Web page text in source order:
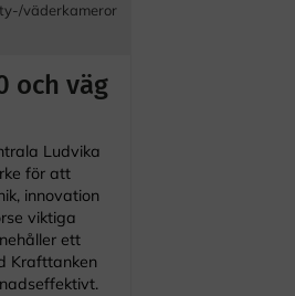
väderkameror
och väg
Ludvika
för att
innovation
viktiga
ett
Krafttanken